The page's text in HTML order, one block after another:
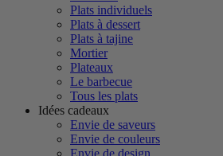
Plats individuels
Plats à dessert
Plats à tajine
Mortier
Plateaux
Le barbecue
Tous les plats
Idées cadeaux
Envie de saveurs
Envie de couleurs
Envie de design